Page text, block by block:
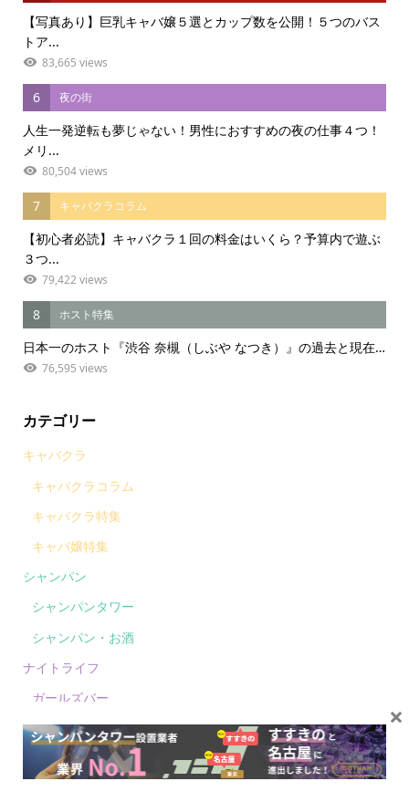
【写真あり】巨乳キャバ嬢５選とカップ数を公開！５つのバス
トア...
83,665 views
6 夜の街
人生一発逆転も夢じゃない！男性におすすめの夜の仕事４つ！
メリ...
80,504 views
7 キャバクラコラム
【初心者必読】キャバクラ１回の料金はいくら？予算内で遊ぶ
３つ...
79,422 views
8 ホスト特集
日本一のホスト『渋谷 奈槻（しぶや なつき）』の過去と現在…
76,595 views
カテゴリー
キャバクラ
キャバクラコラム
キャバクラ特集
キャバ嬢特集
シャンパン
シャンパンタワー
シャンパン・お酒
ナイトライフ
ガールズバー
スナック
ナイトクラブ
×